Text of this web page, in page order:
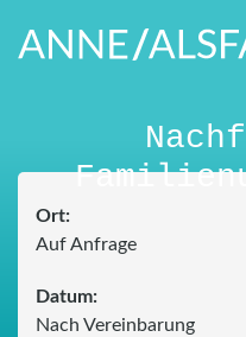
Ort:
Auf Anfrage
Datum:
Nach Vereinbarung